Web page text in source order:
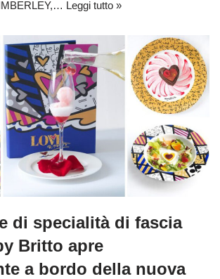
Leggi tutto »
di specialità di fascia
Britto apre
a bordo della nuova